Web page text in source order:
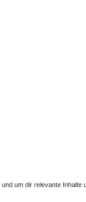
um dir relevante Inhalte